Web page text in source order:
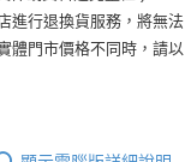
進行退換貨服務，將無法
體門市價格不同時，請以